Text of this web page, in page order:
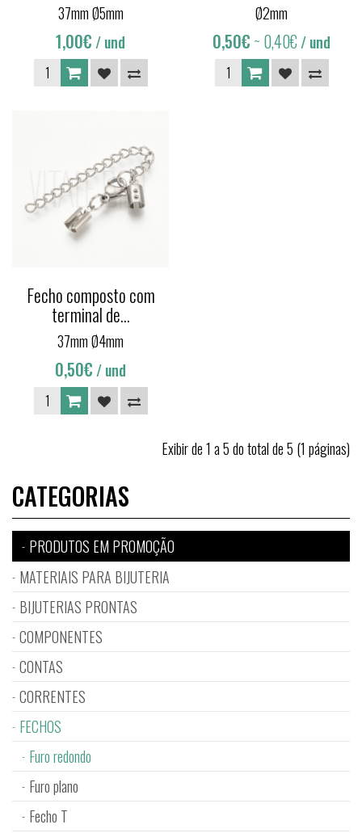
37mm Ø5mm
1,00€ / und
Ø2mm
0,50€ ~ 0,40€/ und
Fecho composto com
terminal de...
37mm Ø4mm
0,50€ / und
Exibir de 1 a 5 do total de 5 (1 páginas)
CATEGORIAS
PRODUTOS EM PROMOÇÃO
MATERIAIS PARA BIJUTERIA
BIJUTERIAS PRONTAS
COMPONENTES
CONTAS
CORRENTES
FECHOS
Furo redondo
Furo plano
Fecho T